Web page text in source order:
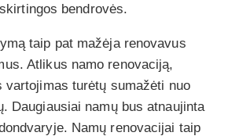
bendrovės.
taip pat mažėja renovavus
Atlikus namo renovaciją,
vartojimas turėtų sumažėti nuo
Daugiausiai namų bus atnaujinta
Namų renovacijai taip